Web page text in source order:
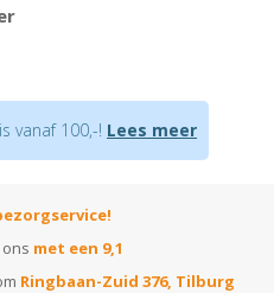
in andere maten zijn ook
tijdens montage
vanaf 100,-! Lees meer
met een 9,1
Ringbaan-Zuid 376, Tilburg